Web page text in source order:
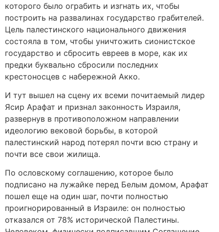
которого было ограбить и изгнать их, чтобы
построить на развалинах государство грабителей.
Цель палестинского национального движения
состояла в том, чтобы уничтожить сионистское
государство и сбросить евреев в море, как их
предки буквально сбросили последних
крестоносцев с набережной Акко.
И тут вышел на сцену их всеми почитаемый лидер
Ясир Арафат и признал законность Израиля,
развернув в противоположном направлении
идеологию вековой борьбы, в которой
палестинский народ потерял почти всю страну и
почти все свои жилища.
По ословскому соглашению, которое было
подписано на лужайке перед Белым домом, Арафат
пошел еще на один шаг, почти полностью
проигнорированный в Израиле: он полностью
отказался от 78% исторической Палестины.